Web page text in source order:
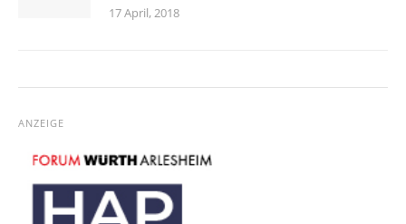
17 April, 2018
ANZEIGE